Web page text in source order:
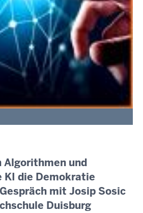
Algorithmen und
KI die Demokratie
mit Josip Sosic
Duisburg